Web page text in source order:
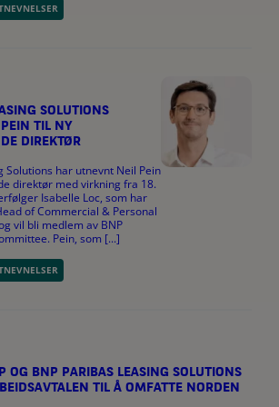
SOLUTIONS
TIL NY
DIREKTØR
Solutions har utnevnt Neil Pein
direktør med virkning fra 18.
Isabelle Loc, som har
of Commercial & Personal
vil bli medlem av BNP
Pein, som [...]
OG BNP PARIBAS LEASING SOLUTIONS
TIL Å OMFATTE NORDEN